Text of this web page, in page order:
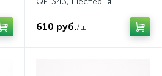
MIGHTY SEVEN QE-343P13
610 руб./шт